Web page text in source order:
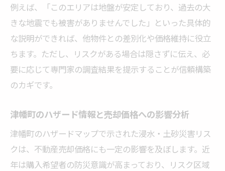
例えば、「このエリアは地盤が安定しており、過去の大
きな地震でも被害がありませんでした」といった具体的
な説明ができれば、他物件との差別化や価格維持に役立
ちます。ただし、リスクがある場合は隠さずに伝え、必
要に応じて専門家の調査結果を提示することが信頼構築
のカギです。
津幡町のハザード情報と売却価格への影響分析
津幡町のハザードマップで示された浸水・土砂災害リス
クは、不動産売却価格にも一定の影響を及ぼします。近
年は購入希望者の防災意識が高まっており、リスク区域